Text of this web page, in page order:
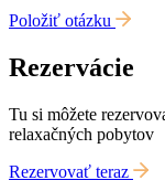
Položiť otázku
Rezervácie
Tu si môžete
relaxačných pobytov
Rezervovať teraz